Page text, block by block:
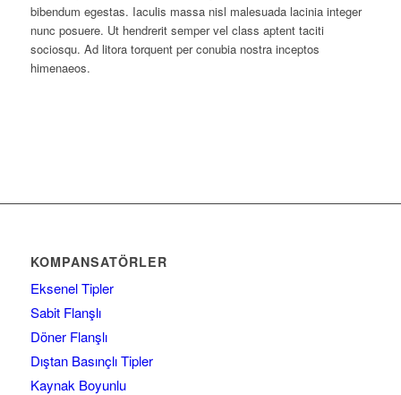
bibendum egestas. Iaculis massa nisl malesuada lacinia integer
nunc posuere. Ut hendrerit semper vel class aptent taciti
sociosqu. Ad litora torquent per conubia nostra inceptos
himenaeos.
KOMPANSATÖRLER
Eksenel Tipler
Sabit Flanşlı
Döner Flanşlı
Dıştan Basınçlı Tipler
Kaynak Boyunlu